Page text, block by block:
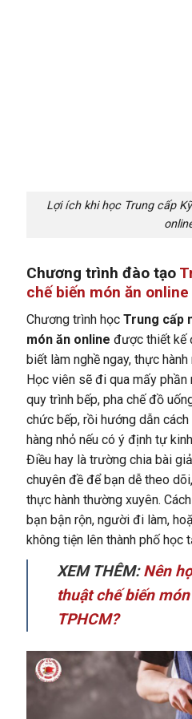
Lợi ích khi học Trung cấp
Chương trình đào tạo
chế biến món ăn online
Chương trình học Trung cấp
món ăn online được thiết kế
biết làm nghề ngay, thực
Học viên sẽ đi qua mấy
quy trình bếp, pha chế đồ
chức bếp, rồi hướng dẫn
hàng nhỏ nếu có ý định tự
Điều hay là trường chia bài
chuyên đề để bạn dễ theo
thực hành thường xuyên.
bạn bận rộn, người đi làm,
không tiện lên thành phố học
XEM THÊM:Nên
thuật chế biến
TPHCM?